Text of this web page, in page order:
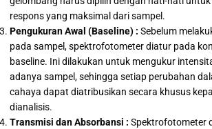
respons yang maksimal dari sampel.
Pengukuran Awal (Baseline) : Sebelum
pada sampel, spektrofotometer diatur pada
baseline. Ini dilakukan untuk mengukur
adanya sampel, sehingga setiap perubahan
cahaya dapat diatribusikan secara khusus
dianalisis.
Transmisi dan Absorbansi : Spektrofotometer